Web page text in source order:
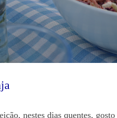
nestes dias quentes,